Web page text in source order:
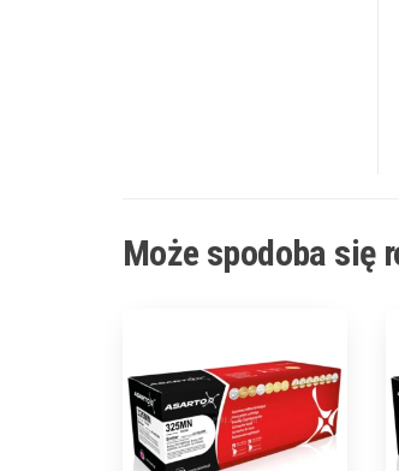
Może spodoba się